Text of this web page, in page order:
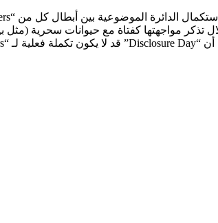
مواجهتها كفتاة مع حيوانات سحرية (مثل